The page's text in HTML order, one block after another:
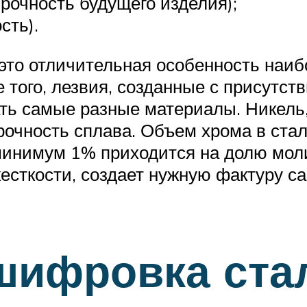
отличительная особенность
лезвия, созданные с
самые разные материалы.
сплава. Объем хрома в
1% приходится на долю
создает нужную фактуру